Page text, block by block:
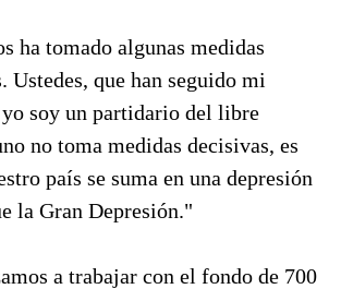
ha tomado algunas medidas
Ustedes, que han seguido mi
yo soy un partidario del libre
no toma medidas decisivas, es
país se suma en una depresión
la Gran Depresión."
a trabajar con el fondo de 700